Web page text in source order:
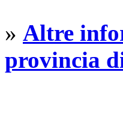
» Altre
provincia